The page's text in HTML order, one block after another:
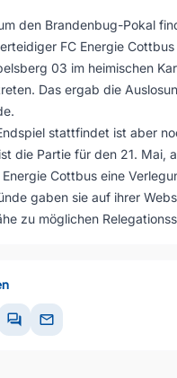
den Brandenbug-Pokal
FC Energie
03 im heimischen
Das ergab die
stattfindet ist aber
die Partie für den 21. Mai,
Cottbus eine
gaben sie auf ihrer
zu möglichen
forum mail